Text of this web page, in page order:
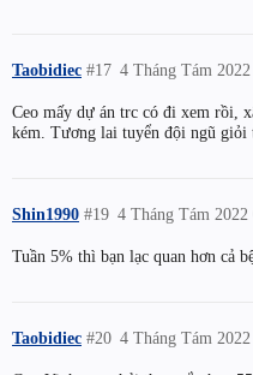
Taobidiec 4 Tháng Tám
#17
Ceo mấy dự án trc có đi xem rồi,
kém. Tương lai tuyển đội ngũ giỏi
Shin1990 4 Tháng Tám 2022
#19
Tuần 5% thì bạn lạc quan hơn cả
Taobidiec 4 Tháng Tám
#20